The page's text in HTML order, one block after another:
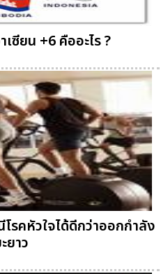
ซียน +6 คืออะไร ?
รคหัวใจได้ดีกว่าออกกำลัง
ยาว